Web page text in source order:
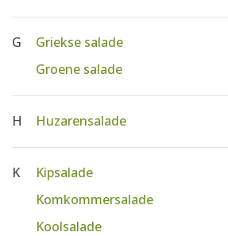
G Griekse salade
Groene salade
H Huzarensalade
K Kipsalade
Komkommersalade
Koolsalade